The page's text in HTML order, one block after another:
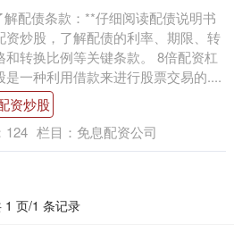
解配债条款：**仔细阅读配债说明书
资炒股，了解配债的利率、期限、转
和转换比例等关键条款。 8倍配资杠
是一种利用借款来进行股票交易的....
资炒股
124 栏目： 免息配资公司
1 页/1 条记录